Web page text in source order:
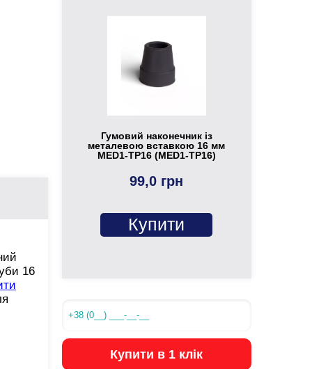
16
Гумовий наконечник із
металевою вставкою 16 мм
MED1-TP16 (MED1-TP16)
99,0 грн
Купити
Купити в 1 клік